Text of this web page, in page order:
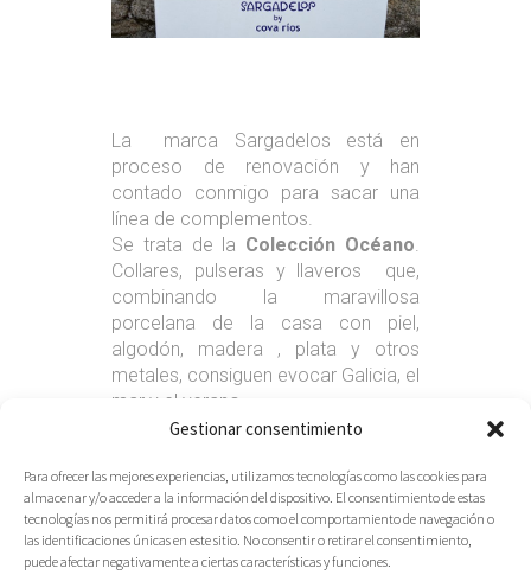
Gestionar consentimiento
Para ofrecer las mejores experiencias, utilizamos tecnologías como las cookies para
almacenar y/o acceder a la información del dispositivo. El consentimiento de estas
tecnologías nos permitirá procesar datos como el comportamiento de navegación o
las identificaciones únicas en este sitio. No consentir o retirar el consentimiento,
puede afectar negativamente a ciertas características y funciones.
La marca Sargadelos está en
proceso de renovación y han
contado conmigo para sacar una
línea de complementos.
Se trata de la Colección Océano.
Collares, pulseras y llaveros que,
combinando la maravillosa
porcelana de la casa con piel,
algodón, madera , plata y otros
metales, consiguen evocar Galicia, el
mar y el verano.
Estarán a la venta en las tiendas de
www.sargadelos.comNo os
quedéis sin uno!!!